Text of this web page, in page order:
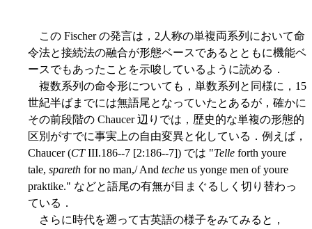
この Fischer の発言は，2人称の単複両系列において命
令法と接続法の融合が形態ベースであるとともに機能ベ
ースでもあったことを示唆しているように読める．
複数系列の命令形についても，単数系列と同様に，15
世紀半ばまでには無語尾となっていたとあるが，確かに
その前段階の Chaucer 辺りでは，歴史的な単複の形態的
区別がすでに事実上の自由変異と化している．例えば，
Chaucer (CTIII.186--7 [2:186--7]) では "Telle forth youre
tale, spareth for no man,/ And teche us yonge men of youre
praktike." などと語尾の有無が目まぐるしく切り替わっ
ている．
さらに時代を遡って古英語の様子をみてみると，